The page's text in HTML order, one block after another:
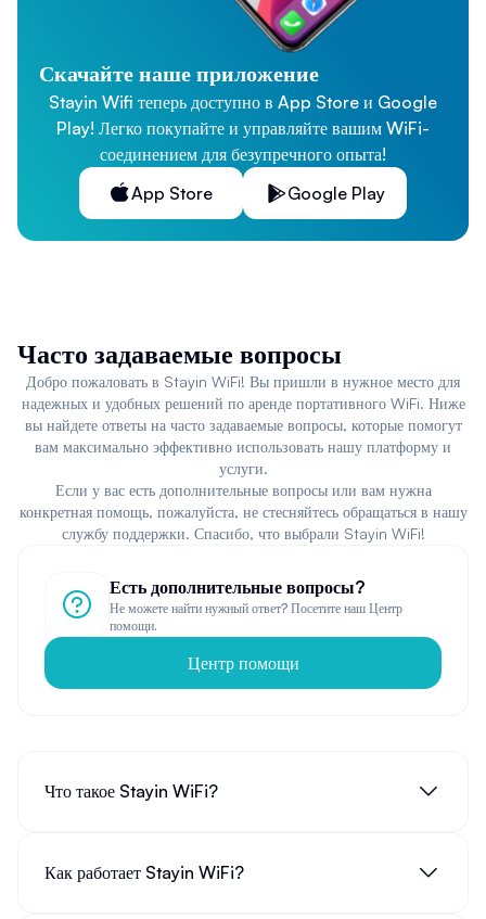
Скачайте наше приложение
Stayin Wifi теперь доступно в App Store и Google
Play! Легко покупайте и управляйте вашим WiFi-
соединением для безупречного опыта!
App Store
Google Play
Часто задаваемые вопросы
Добро пожаловать в Stayin WiFi! Вы пришли в нужное место для
надежных и удобных решений по аренде портативного WiFi. Ниже
вы найдете ответы на часто задаваемые вопросы, которые помогут
вам максимально эффективно использовать нашу платформу и
услуги.
Если у вас есть дополнительные вопросы или вам нужна
конкретная помощь, пожалуйста, не стесняйтесь обращаться в нашу
службу поддержки. Спасибо, что выбрали Stayin WiFi!
Есть дополнительные вопросы?
Не можете найти нужный ответ? Посетите наш Центр
помощи.
Центр помощи
Что такое Stayin WiFi?
Как работает Stayin WiFi?